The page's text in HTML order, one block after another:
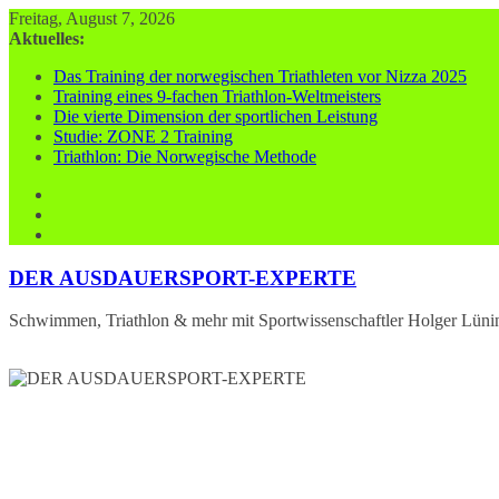
Zum
Inhalt
Freitag, August 7, 2026
Aktuelles:
Das Training der norwegischen Triathleten vor Nizza 2025
Training eines 9-fachen Triathlon-Weltmeisters
Die vierte Dimension der sportlichen Leistung
Studie: ZONE 2 Training
Triathlon: Die Norwegische Methode
DER AUSDAUERSPORT-EXPERTE
Schwimmen, Triathlon & mehr mit Sportwissenschaftler Holger